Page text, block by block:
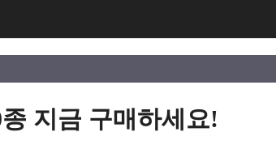
지금 구매하세요!